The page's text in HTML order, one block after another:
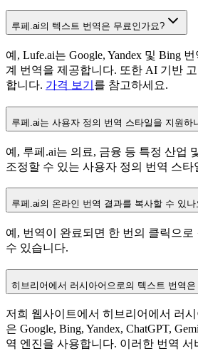
루페.ai의 텍스트 번역은 무료인가요?
예, Lufe.ai는 Google, Yandex 및 Bing
계 번역을 제공합니다. 또한 AI 기반
합니다. 가격 보기 를 참고하세요.
루페.ai는 사용자 정의 번역 스타일을 지원하
예, 루페.ai는 의료, 금융 등 특정 산업
조정할 수 있는 사용자 정의 번역 스타
루페.ai의 온라인 번역 결과를 복사할 수 있나
예, 번역이 완료되면 한 번의 클릭으
수 있습니다.
히브리어에서 러시아어으로의 텍스트 번역
저희 웹사이트에서 히브리어에서 러
은 Google, Bing, Yandex, ChatGPT,
역 엔진을 사용합니다. 이러한 번역 서